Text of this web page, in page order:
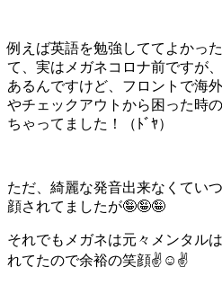
例えば英語を勉強しててよかっ
て、実はメガネコロナ前ですが
あるんですけど、フロントで海
やチェックアウトから困った時
ちゃってました！（ﾄﾞﾔ）
ただ、綺麗な発音出来なくてい
顔されてましたが🤪🤪🤪
それでもメガネは元々メンタル
れてたので余裕の笑顔✌️☺️✌️